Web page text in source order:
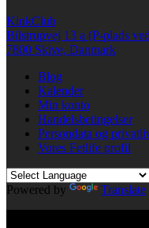
KinkClub
Bilstrupvej 13 a (P-plads
7800 Skive, Danmark
Blog
Kalender
Min konto
Handelsbetingelser
Persondata og
Vores Fetlife profil
Powered by
Translate